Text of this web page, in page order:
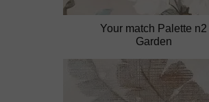
Your match Palette n2
Garden